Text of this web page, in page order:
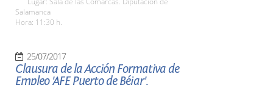
Salamanca
Hora: 11:30 h.
25/07/2017
Clausura de la Acción Formativa de
Empleo 'AFE Puerto de Béjar',